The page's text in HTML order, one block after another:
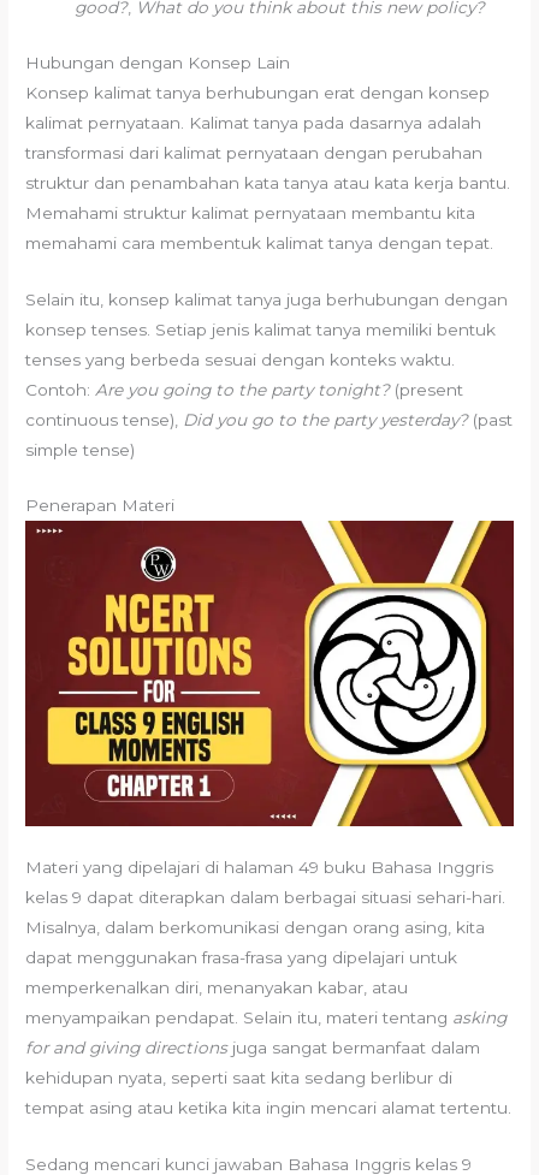
good?, What do you think about this new policy?
Hubungan dengan Konsep Lain
Konsep kalimat tanya berhubungan erat dengan konsep
kalimat pernyataan. Kalimat tanya pada dasarnya adalah
transformasi dari kalimat pernyataan dengan perubahan
struktur dan penambahan kata tanya atau kata kerja bantu.
Memahami struktur kalimat pernyataan membantu kita
memahami cara membentuk kalimat tanya dengan tepat.
Selain itu, konsep kalimat tanya juga berhubungan dengan
konsep tenses. Setiap jenis kalimat tanya memiliki bentuk
tenses yang berbeda sesuai dengan konteks waktu.
Contoh: Are you going to the party tonight?(present
continuous tense),
Did you go to the party yesterday?(past
simple tense)
Penerapan Materi
Materi yang dipelajari di halaman 49 buku Bahasa Inggris
kelas 9 dapat diterapkan dalam berbagai situasi sehari-hari.
Misalnya, dalam berkomunikasi dengan orang asing, kita
dapat menggunakan frasa-frasa yang dipelajari untuk
memperkenalkan diri, menanyakan kabar, atau
menyampaikan pendapat. Selain itu, materi tentang asking
for and giving directionsjuga sangat bermanfaat dalam
kehidupan nyata, seperti saat kita sedang berlibur di
tempat asing atau ketika kita ingin mencari alamat tertentu.
Sedang mencari kunci jawaban Bahasa Inggris kelas 9